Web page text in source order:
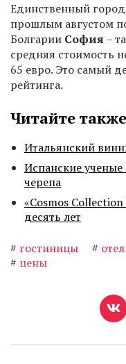
Единственный
прошлым августом
Болгарии София –
средняя стоимость
65 евро. Это самый
рейтинга.
Читайте также
Итальянский
Испанские
черепа
«Cosmos
десять лет
# гостиницы #
# цены